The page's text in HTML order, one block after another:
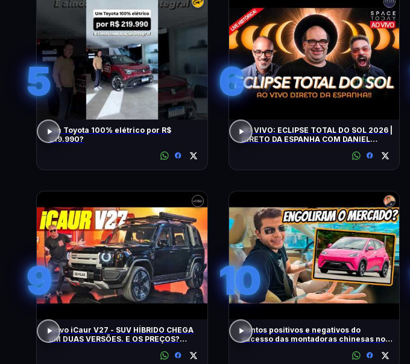
5
Um Toyota 100% elétrico por R$
219.990?
6
AO VIVO: ECLIPSE TOTAL DO SOL 2026 |
DIRETO DA ESPANHA COM DANIEL
9
Novo iCaur V27 - SUV HÍBRIDO CHEGA
EM DUAS VERSÕES. E OS PREÇOS?
10
Pontos positivos e negativos do
sucesso das montadoras chinesas no